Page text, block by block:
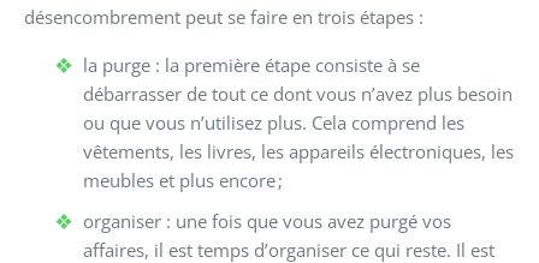
désencombrement peut se faire en trois étapes :
la purge : la première étape consiste à se
débarrasser de tout ce dont vous n’avez plus besoin
ou que vous n’utilisez plus. Cela comprend les
vêtements, les livres, les appareils électroniques, les
meubles et plus encore;
organiser : une fois que vous avez purgé vos
affaires, il est temps d’organiser ce qui reste. Il est